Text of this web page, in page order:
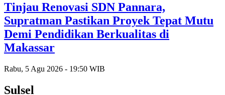
Tinjau Renovasi SDN Pannara,
Supratman Pastikan Proyek Tepat Mutu
Demi Pendidikan Berkualitas di
Makassar
Rabu, 5 Agu 2026 - 19:50 WIB
Sulsel